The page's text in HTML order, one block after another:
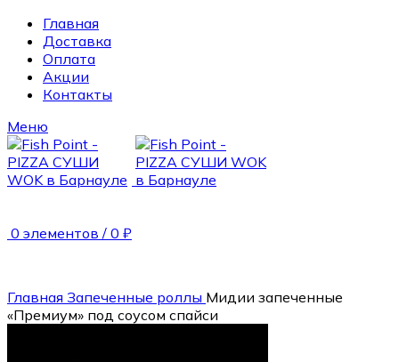
Главная
Доставка
Оплата
Акции
Контакты
Меню
0 элементов / 0 ₽
Главная Запеченные роллы Мидии запеченные
«Премиум» под соусом спайси